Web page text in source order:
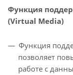
Функция
(Virtual Media)
Функция
позволяет
работе с